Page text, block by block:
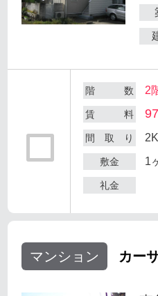
階 数 2
賃 料
間 取 り 2K
敷金 1
礼金
マンション カー